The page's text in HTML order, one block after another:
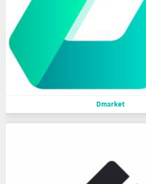
Dmarket